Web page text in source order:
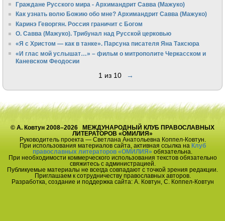
Граждане Русского мира - Архимандрит Савва (Мажуко)
Как узнать волю Божию обо мне? Архимандрит Савва (Мажуко)
Каринэ Геворгян. Россия граничит с Богом
О. Савва (Мажуко). Трибунал над Русской церковью
«Я с Христом — как в танке». Парсуна писателя Яна Таксюра
«И глас мой услышат…» – фильм о митрополите Черкасском и
Каневском Феодосии
1 из 10 →
© А. Ковтун 2008–2026 МЕЖДУНАРОДНЫЙ КЛУБ ПРАВОСЛАВНЫХ
ЛИТЕРАТОРОВ «ОМИЛИЯ»
Руководитель проекта — Светлана Анатольевна Коппел-Ковтун.
При использования материалов сайта, активная ссылка на Клуб
православных литераторов «ОМИЛИЯ» обязательна.
При необходимости коммерческого использования текстов обязательно
свяжитесь с администрацией.
Публикуемые материалы не всегда совпадают с точкой зрения редакции.
Приглашаем к сотрудничеству православных авторов.
Разработка, создание и поддержка сайта: А. Ковтун, С. Коппел-Ковтун